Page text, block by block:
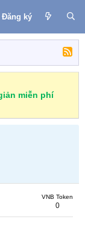
Đăng ký
miễn phí
VNB Token
0